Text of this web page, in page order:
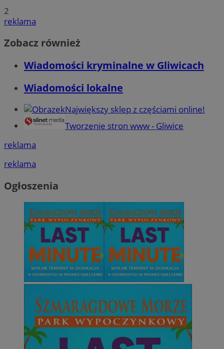
2
reklama
Zobacz również
Wiadomości kryminalne w Gliwicach
Wiadomości lokalne
Największy sklep z częściami online!
Tworzenie stron www - Gliwice
reklama
reklama
Ogłoszenia